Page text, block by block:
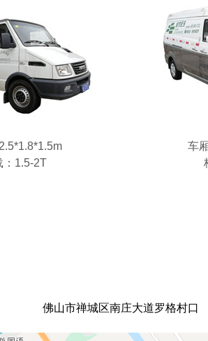
：1.5-2T
车
佛山市禅城区南庄大道罗格村口